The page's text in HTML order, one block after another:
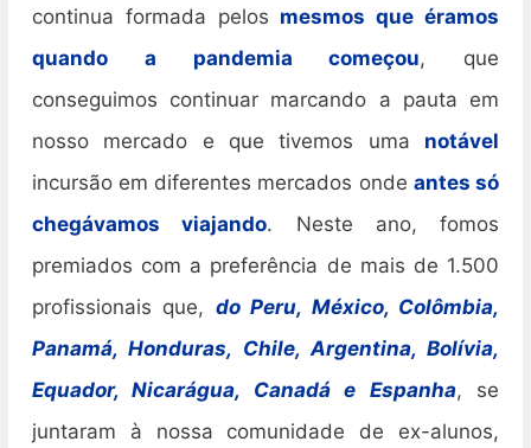
continua formada pelos mesmos que éramos
quando a pandemia começou, que
conseguimos continuar marcando a pauta em
nosso mercado e que tivemos uma notável
incursão em diferentes mercados onde antes só
chegávamos viajando. Neste ano, fomos
premiados com a preferência de mais de 1.500
profissionais que, do Peru, México, Colômbia,
Panamá, Honduras, Chile, Argentina, Bolívia,
Equador, Nicarágua, Canadá e Espanha, se
juntaram à nossa comunidade de ex-alunos,